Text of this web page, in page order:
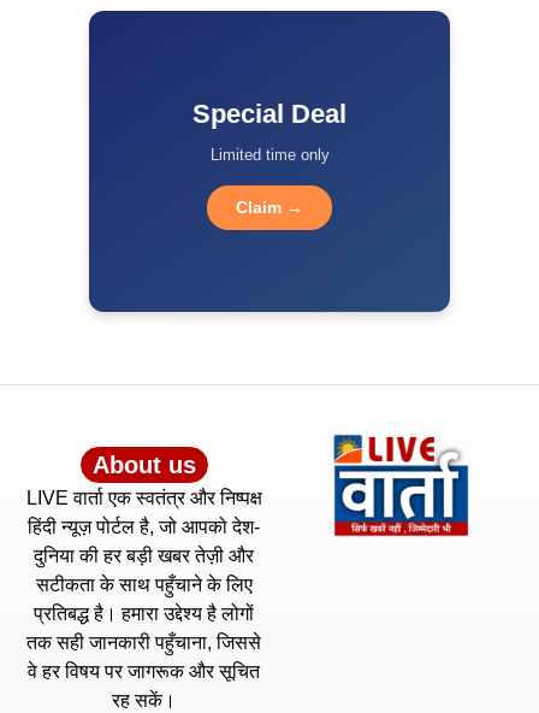
Special Deal
Limited time only
Claim →
About us
LIVE वार्ता एक स्वतंत्र और निष्पक्ष
हिंदी न्यूज़ पोर्टल है, जो आपको देश-
दुनिया की हर बड़ी खबर तेज़ी और
सटीकता के साथ पहुँचाने के लिए
प्रतिबद्ध है। हमारा उद्देश्य है लोगों
तक सही जानकारी पहुँचाना, जिससे
वे हर विषय पर जागरूक और सूचित
रह सकें।